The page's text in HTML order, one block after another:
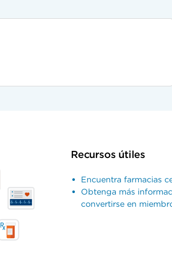
Recursos útiles
Encuentra farmacias
Obtenga más
convertirse en